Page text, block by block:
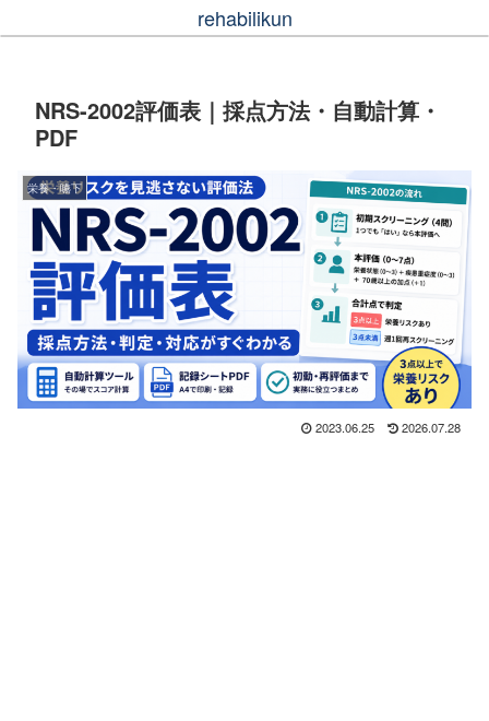
rehabilikun
NRS-2002評価表｜採点方法・自動計算・
PDF
栄養・嚥下
2023.06.25 2026.07.28